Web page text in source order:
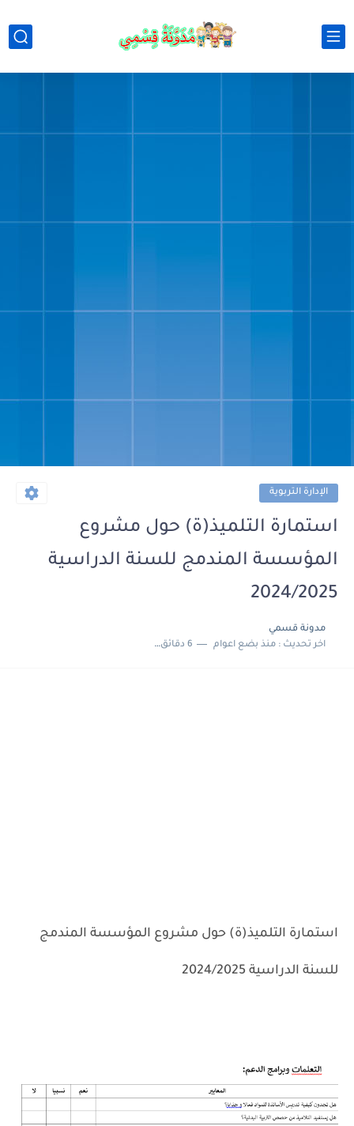
الإدارة التربوية
استمارة التلميذ(ة) حول مشروع
المؤسسة المندمج للسنة الدراسية
2024/2025
مدونة قسمي
اخر تحديث :منذ بضع اعوام 6 دقائق للقراءة
استمارة التلميذ(ة) حول مشروع المؤسسة المندمج
للسنة الدراسية 2024/2025